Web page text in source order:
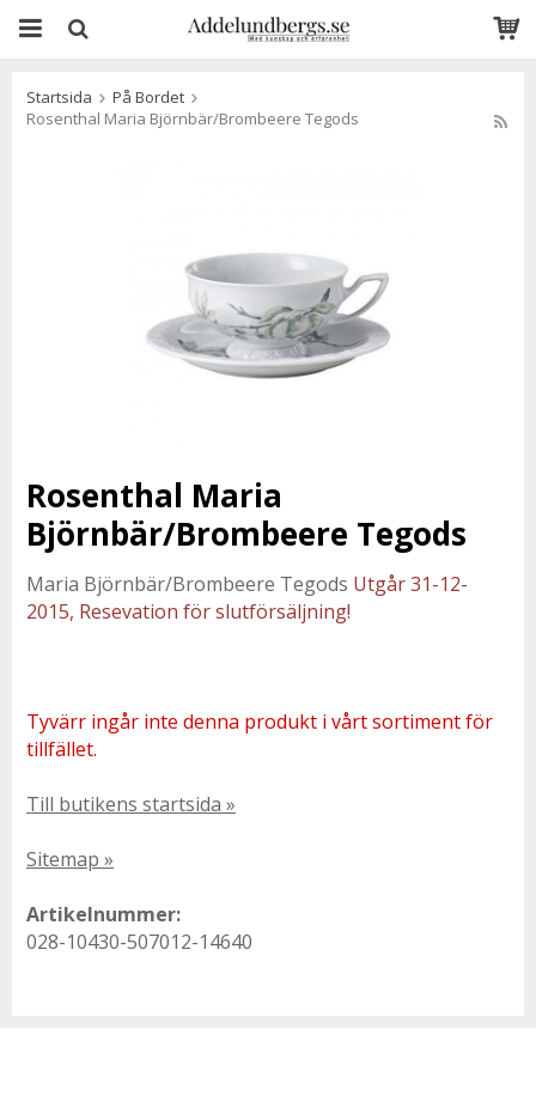
Startsida
På Bordet
Rosenthal Maria Björnbär/Brombeere Tegods
Rosenthal Maria
Björnbär/Brombeere Tegods
Maria Björnbär/Brombeere Tegods Utgår 31-12-
2015, Resevation för slutförsäljning!
Tyvärr ingår inte denna produkt i vårt sortiment för
tillfället.
Till butikens startsida »
Sitemap »
Artikelnummer:
028-10430-507012-14640